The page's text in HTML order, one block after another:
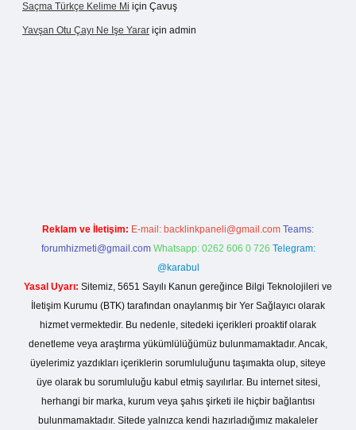
Saçma Türkçe Kelime Mi için Çavuş
Yavşan Otu Çayı Ne Işe Yarar için admin
Reklam ve İletişim: E-mail: backlinkpaneli@gmail.com Teams:
forumhizmeti@gmail.com Whatsapp: 0262 606 0 726 Telegram:
@karabul
Yasal Uyarı: Sitemiz, 5651 Sayılı Kanun gereğince Bilgi Teknolojileri ve
İletişim Kurumu (BTK) tarafından onaylanmış bir Yer Sağlayıcı olarak
hizmet vermektedir. Bu nedenle, sitedeki içerikleri proaktif olarak
denetleme veya araştırma yükümlülüğümüz bulunmamaktadır. Ancak,
üyelerimiz yazdıkları içeriklerin sorumluluğunu taşımakta olup, siteye
üye olarak bu sorumluluğu kabul etmiş sayılırlar. Bu internet sitesi,
herhangi bir marka, kurum veya şahıs şirketi ile hiçbir bağlantısı
bulunmamaktadır. Sitede yalnızca kendi hazırladığımız makaleler